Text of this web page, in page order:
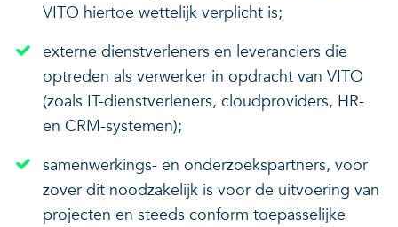
VITO hiertoe wettelijk verplicht is;
externe dienstverleners en leveranciers die
optreden als verwerker in opdracht van VITO
(zoals IT-dienstverleners, cloudproviders, HR-
en CRM-systemen);
samenwerkings- en onderzoekspartners, voor
zover dit noodzakelijk is voor de uitvoering van
projecten en steeds conform toepasselijke